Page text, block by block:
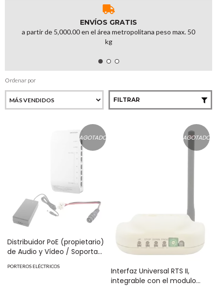
ENVÍOS GRATIS
a partir de 5,000.00 en el área metropolitana peso max. 50
kg
Ordenar por
FILTRAR
AGOTADO
Distribuidor PoE (propietario)
de Audio y Vídeo / Soporta
Hasta 6 dispositivos /
Compatible con Frente de
PORTEROS ELÉCTRICOS
AGOTADO
Interfaz Universal RTS II,
integrable con el modulo